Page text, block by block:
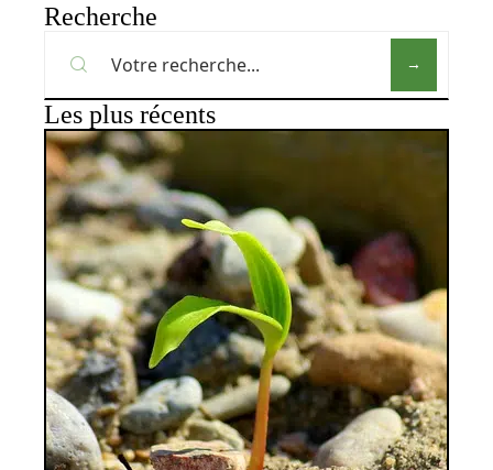
Recherche
Les plus récents